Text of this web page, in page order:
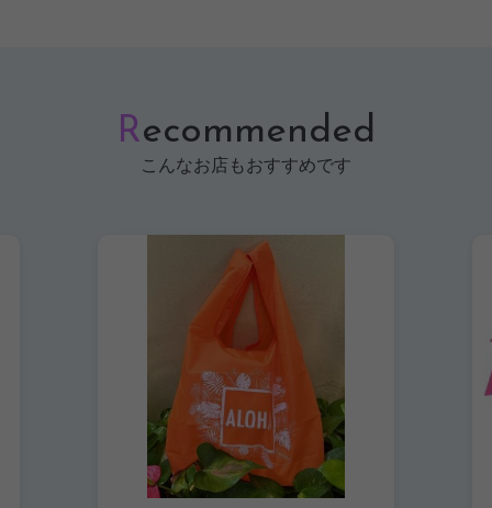
Recommended
こんなお店もおすすめです